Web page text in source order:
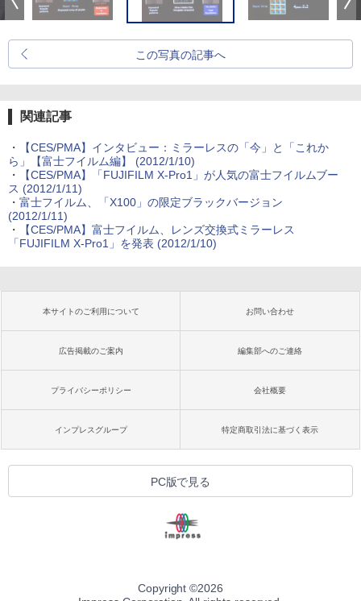
この写真の記事へ
関連記事
・
【CES/PMA】インタビュー：ミラーレスの「今」と「これか
ら」【富士フイルム編】 (2012/1/10)
・
【CES/PMA】「FUJIFILM X-Pro1」が人気の富士フイルムブー
ス (2012/1/11)
・ 富士フイルム、「X100」の限定ブラックバージョン
(2012/1/11)
・
【CES/PMA】富士フイルム、レンズ交換式ミラーレス
「FUJIFILM X-Pro1」を発表 (2012/1/10)
本サイトのご利用について お問い合わせ
広告掲載のご案内 編集部へのご連絡
プライバシーポリシー 会社概要
インプレスグループ 特定商取引法に基づく表示
PC版で見る
Copyright ©2026